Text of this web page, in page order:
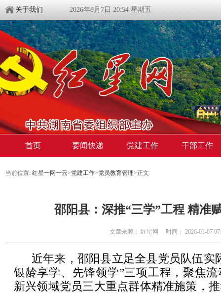
关于我们 2026年8月7日 20:54 星期五
首页 要闻快递 党建工作 干部工作
当前位置: 红星一网一云>党建工作>党员教育管理>正文
邵阳县：深推“三学”工程 精准
文章来源： 红星网 时间： 2026-03-07
近年来，邵阳县立足全县党员队伍实
银龄享学、先锋领学”三项工程，聚焦
新兴领域党员三大重点群体精准施策，